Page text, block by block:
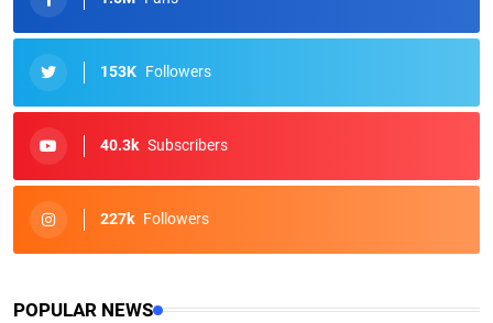
153K Followers
40.3k Subscribers
227k Followers
POPULAR NEWS